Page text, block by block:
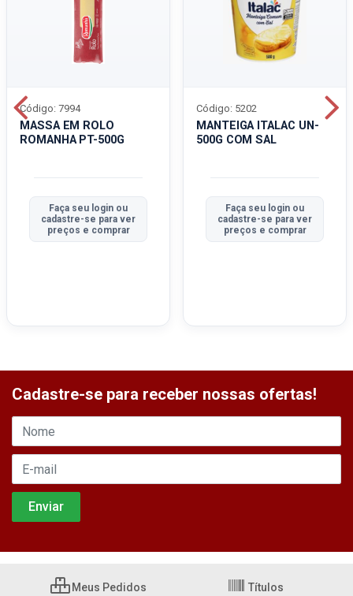
MASSA EM ROLO
ROMANHA PT-500G
Código: 7994
Faça seu login ou
cadastre-se para ver
preços e comprar
MANTEIGA ITALAC UN-
500G COM SAL
Código: 5202
Faça seu login ou
cadastre-se para ver
preços e comprar
Cadastre-se para receber nossas ofertas!
Meus Pedidos Títulos